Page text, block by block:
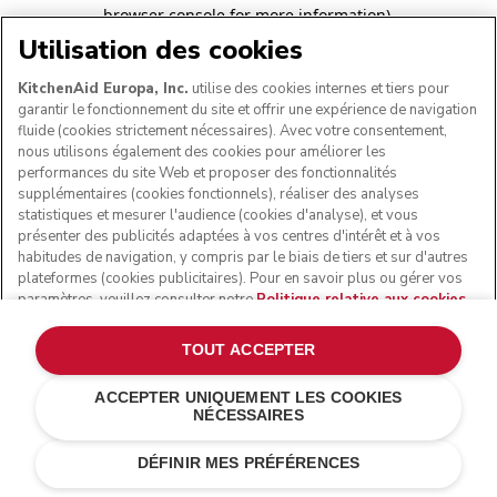
browser console for more information).
Utilisation des cookies
KitchenAid Europa, Inc. utilise des cookies internes et tiers pour
garantir le fonctionnement du site et offrir une expérience de navigation
fluide (cookies strictement nécessaires). Avec votre consentement,
nous utilisons également des cookies pour améliorer les
performances du site Web et proposer des fonctionnalités
supplémentaires (cookies fonctionnels), réaliser des analyses
statistiques et mesurer l'audience (cookies d'analyse), et vous
présenter des publicités adaptées à vos centres d'intérêt et à vos
habitudes de navigation, y compris par le biais de tiers et sur d'autres
plateformes (cookies publicitaires). Pour en savoir plus ou gérer vos
paramètres, veuillez consulter notre Politique relative aux cookies
collectées via les cookies, veuillez consulter notre
confidentialité
DÉFINIR MES PRÉFÉRENCES
ACCEPTER UNIQUEMENT LES COOKIES
NÉCESSAIRES
TOUT ACCEPTER